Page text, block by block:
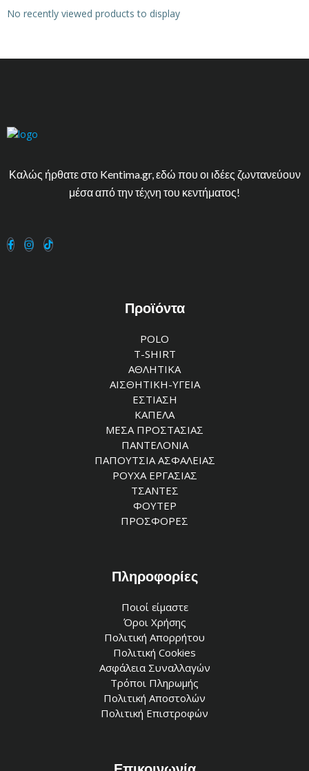
No recently viewed products to display
Καλώς ήρθατε στο Kentima.gr, εδώ που οι ιδέες ζωντανεύουν
μέσα από την τέχνη του κεντήματος!
Προϊόντα
POLO
T-SHIRT
ΑΘΛΗΤΙΚΑ
ΑΙΣΘΗΤΙΚΗ-ΥΓΕΙΑ
ΕΣΤΙΑΣΗ
ΚΑΠΕΛΑ
ΜΕΣΑ ΠΡΟΣΤΑΣΙΑΣ
ΠΑΝΤΕΛΟΝΙΑ
ΠΑΠΟΥΤΣΙΑ ΑΣΦΑΛΕΙΑΣ
ΡΟΥΧΑ ΕΡΓΑΣΙΑΣ
ΤΣΑΝΤΕΣ
ΦΟΥΤΕΡ
ΠΡΟΣΦΟΡΕΣ
Πληροφορίες
Ποιοί είμαστε
Όροι Χρήσης
Πολιτική Απορρήτου
Πολιτική Cookies
Ασφάλεια Συναλλαγών
Τρόποι Πληρωμής
Πολιτική Αποστολών
Πολιτική Επιστροφών